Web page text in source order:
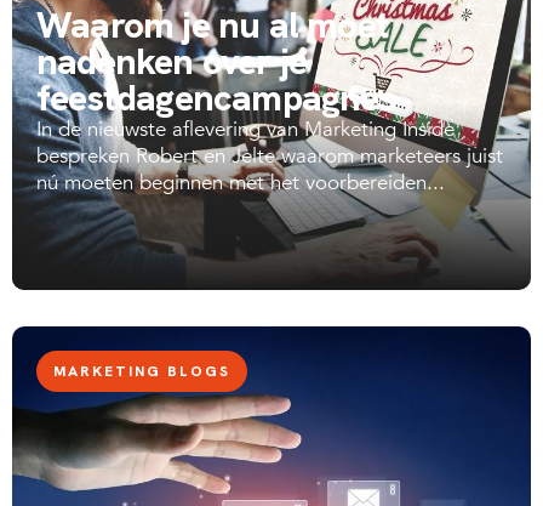
Waarom je nu al moet
nadenken over je
feestdagencampagnes
In de nieuwste aflevering van Marketing Inside
bespreken Robert en Jelte waarom marketeers juist
nú moeten beginnen met het voorbereiden...
MARKETING BLOGS